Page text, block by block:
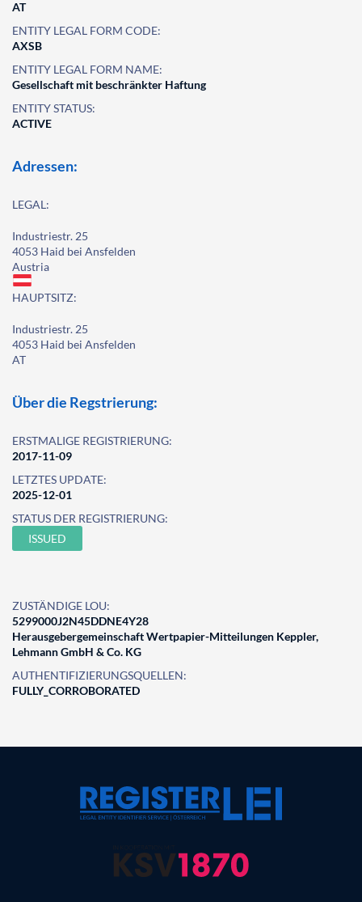
AT
ENTITY LEGAL FORM CODE:
AXSB
ENTITY LEGAL FORM NAME:
Gesellschaft mit beschränkter Haftung
ENTITY STATUS:
ACTIVE
Adressen:
LEGAL:
Industriestr. 25
4053 Haid bei Ansfelden
Austria
HAUPTSITZ:
Industriestr. 25
4053 Haid bei Ansfelden
AT
Über die Regstrierung:
ERSTMALIGE REGISTRIERUNG:
2017-11-09
LETZTES UPDATE:
2025-12-01
STATUS DER REGISTRIERUNG:
ISSUED
ZUSTÄNDIGE LOU:
5299000J2N45DDNE4Y28
Herausgebergemeinschaft Wertpapier-Mitteilungen Keppler,
Lehmann GmbH & Co. KG
AUTHENTIFIZIERUNGSQUELLEN:
FULLY_CORROBORATED